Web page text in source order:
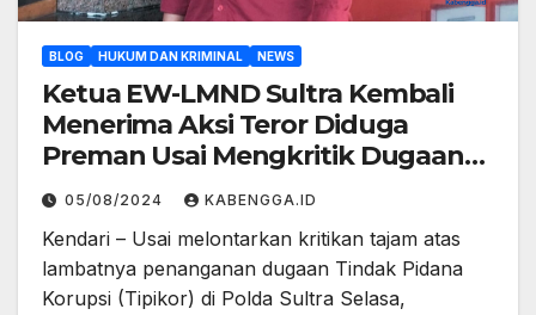
BLOG HUKUM DAN KRIMINAL NEWS
Ketua EW-LMND Sultra Kembali
Menerima Aksi Teror Diduga
Preman Usai Mengkritik Dugaan
Tipikor Jalan Lingkar Kota Baubau
di Polda Sultra
05/08/2024 KABENGGA.ID
Kendari – Usai melontarkan kritikan tajam atas
lambatnya penanganan dugaan Tindak Pidana
Korupsi (Tipikor) di Polda Sultra Selasa,